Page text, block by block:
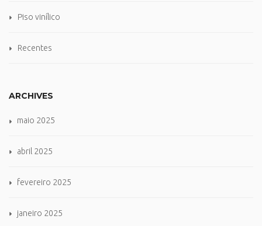
Piso vinílico
Recentes
ARCHIVES
maio 2025
abril 2025
fevereiro 2025
janeiro 2025